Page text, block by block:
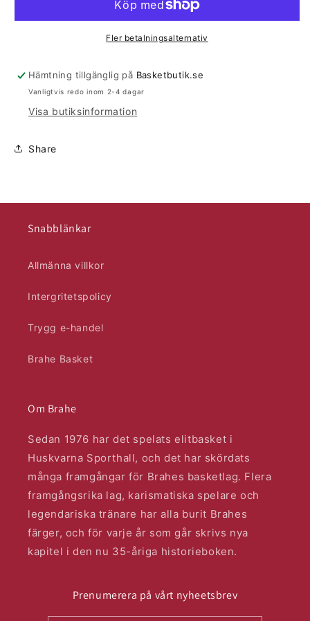
Fler betalningsalternativ
Hämtning tillgänglig på Basketbutik.se
Vanligtvis redo inom 2-4 dagar
Visa butiksinformation
Share
Snabblänkar
Allmänna villkor
Intergritetspolicy
Trygg e-handel
Brahe Basket
Om Brahe
Sedan 1976 har det spelats elitbasket i
Huskvarna Sporthall, och det har skördats
många framgångar för Brahes basketlag. Flera
framgångsrika lag, karismatiska spelare och
legendariska tränare har alla burit Brahes
färger, och för varje år som går skrivs nya
kapitel i den nu 35-åriga historieboken.
Prenumerera på vårt nyheetsbrev